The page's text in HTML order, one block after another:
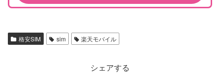
格安SIM sim 楽天モバイル
シェアする